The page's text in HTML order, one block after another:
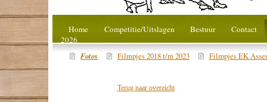
Home Competitie/Uitslagen Bestuur
Contact
2026
Fotos
Filmpjes 2018 t/m 2023 Filmpjes EK
Terug naar overzicht